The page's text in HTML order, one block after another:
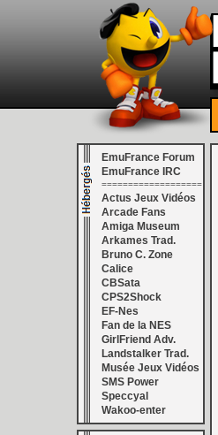
EmuFrance Forum
EmuFrance IRC
===================
Actus Jeux Vidéos
Arcade Fans
Amiga Museum
Arkames Trad.
Bruno C. Zone
Calice
CBSata
CPS2Shock
EF-Nes
Fan de la NES
GirlFriend Adv.
Landstalker Trad.
Musée Jeux Vidéos
SMS Power
Speccyal
Wakoo-enter